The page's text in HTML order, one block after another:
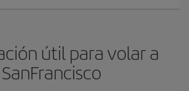
útil para volar a
SanFrancisco